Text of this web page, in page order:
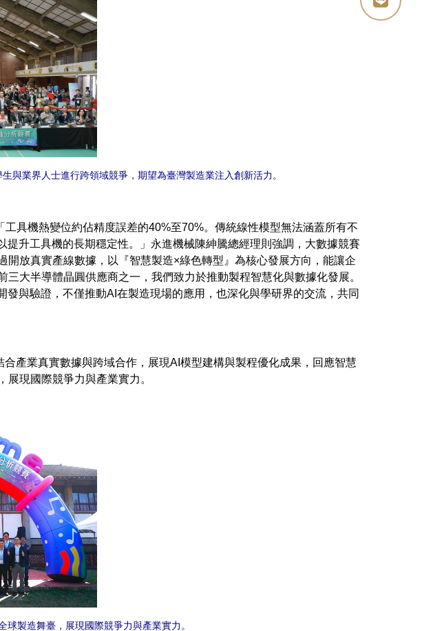
與業界人士進行跨領域競爭，期望為臺灣製造業注入創新活力。
機熱變位約佔精度誤差的40%至70%。傳統線性模型無法涵蓋所有不
升工具機的長期穩定性。」永進機械陳紳騰總經理則強調，大數據競賽
放真實產線數據，以『智慧製造×綠色轉型』為核心發展方向，能讓企
大半導體晶圓供應商之一，我們致力於推動製程智慧化與數據化發展。
與驗證，不僅推動AI在製造現場的應用，也深化與學研界的交流，共同
業真實數據與跨域合作，展現AI模型建構與製程優化成果，回應智慧
現國際競爭力與產業實力。
製造舞臺，展現國際競爭力與產業實力。